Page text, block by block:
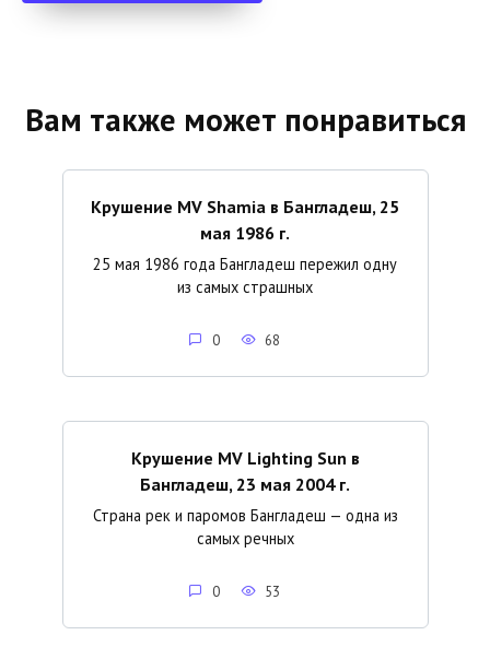
Вам также может понравиться
Крушение MV Shamia в Бангладеш, 25
мая 1986 г.
25 мая 1986 года Бангладеш пережил одну
из самых страшных
0 68
Крушение MV Lighting Sun в
Бангладеш, 23 мая 2004 г.
Страна рек и паромов Бангладеш — одна из
самых речных
0 53